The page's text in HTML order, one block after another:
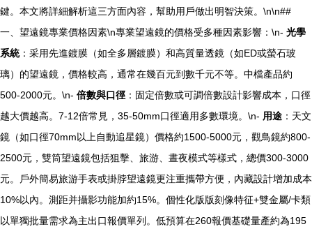
鍵。本文將詳細解析這三方面內容，幫助用戶做出明智決策。\n\n##
一、望遠鏡專業價格因素\n專業望遠鏡的價格受多種因素影響：\n- 光學
系統：采用先進鍍膜（如全多層鍍膜）和高質量透鏡（如ED或螢石玻
璃）的望遠鏡，價格較高，通常在幾百元到數千元不等。中檔產品約
500-2000元。\n- 倍數與口徑 ：固定倍數或可調倍數設計影響成本，口徑
越大價越高。7-12倍常見，35-50mm口徑適用多數環境。\n- 用途 ：天文
鏡（如口徑70mm以上自動追星鏡）價格約1500-5000元，觀鳥鏡約800-
2500元，雙筒望遠鏡包括狙擊、旅游、晝夜模式等樣式，總價300-3000
元。戶外簡易旅游手表或掛脖望遠鏡更注重攜帶方便，內藏設計增加成本
10%以內。測距并攝影功能加約15%。個性化版版刻像特征+雙金屬/卡類
以單獨批量需求為主出口報價單列。低預算在260報價基礎量產約為195